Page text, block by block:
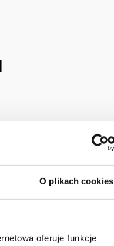
O plikach cookies
oferuje funkcje